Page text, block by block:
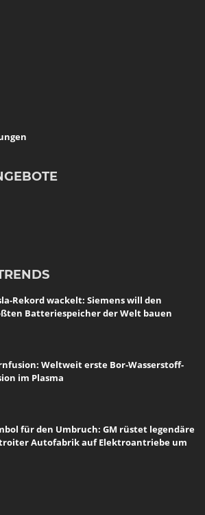
Rekord wackelt: Siemens will den
Batteriespeicher der Welt bauen
Weltweit erste Bor-Wasserstoff-
im Plasma
für den Umbruch: GM rüstet legendäre
Autofabrik auf Elektroantriebe um